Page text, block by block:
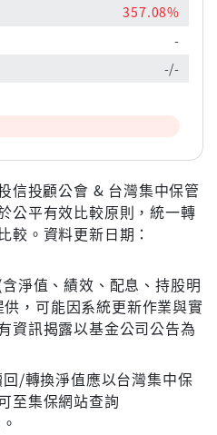
357.08%
-
-/-
信投顧公會 & 台灣集中保管
公平有效比較原則，統一轉
較。資料更新日期：
淨值、績效、配息、持股明
，可能因系統更新作業與實
資訊揭露以基金公司公告為
/轉換淨值應以台灣集中保
至集保網站查詢